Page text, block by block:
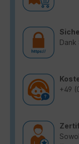
Dank
+49